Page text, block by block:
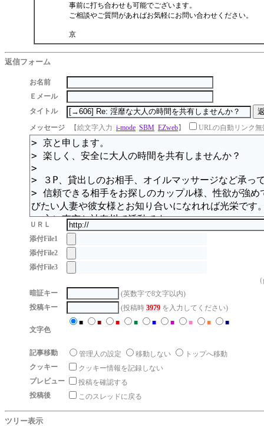
事前に打ち合わせも可能でございます。
ご相談やご質問があればお気軽にお問い合わせください。
京
返信フォーム
お名前
Ｅメール
タイトル
メッセージ
【絵文字入力 i-mode SBM EZweb】 URLの自動リンク無
ＵＲＬ
添付File1
添付File2
添付File3
暗証キー
(英数字で8文字以内)
投稿キー
(投稿時 3979 を入力してください)
文字色
■ ■ ■ ■ ■ ■ ■ ■ ■
記事移動 管理人の設定 移動しない
トップへ移動
クッキー
クッキー情報を記録しない
プレビュー
投稿を確認する
投稿後
このスレッドに戻る
ツリー表示